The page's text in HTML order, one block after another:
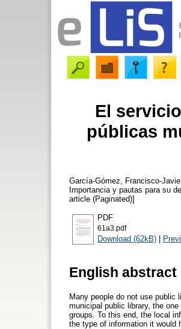
El
públicas
García-Gómez, Francisco-
Importancia y pautas para su
article (Paginated)]
PDF
61a3.pdf
Download (62kB) |
English abstract
Many people do not use
municipal public library, the
groups. To this end, the local
the type of information it would